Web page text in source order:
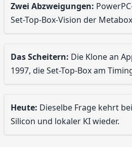
Zwei Abzweigungen:
Set-Top-Box-Vision der
Das Scheitern: Die Klone an
1997, die Set-Top-Box am
Heute: Dieselbe Frage kehrt
Silicon und lokaler KI wieder.